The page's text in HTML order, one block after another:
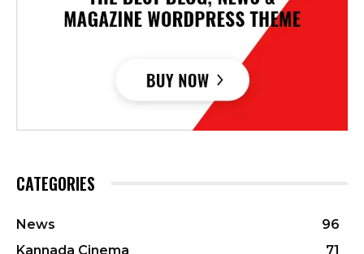
CATEGORIES
News
96
Kannada Cinema
71